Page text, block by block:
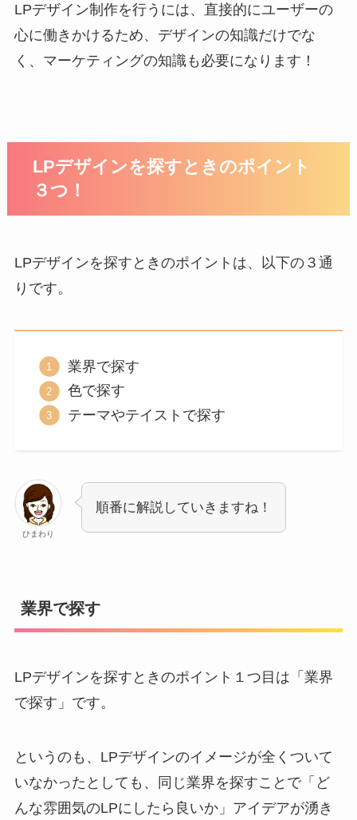
LPデザイン制作を行うには、直接的にユーザーの
心に働きかけるため、デザインの知識だけでな
く、マーケティングの知識も必要になります！
LPデザインを探すときのポイント
３つ！
LPデザインを探すときのポイントは、以下の３通
りです。
業界で探す
色で探す
テーマやテイストで探す
ひまわり
順番に解説していきますね！
業界で探す
LPデザインを探すときのポイント１つ目は「業界
で探す」です。
というのも、LPデザインのイメージが全くついて
いなかったとしても、同じ業界を探すことで「ど
んな雰囲気のLPにしたら良いか」アイデアが湧き